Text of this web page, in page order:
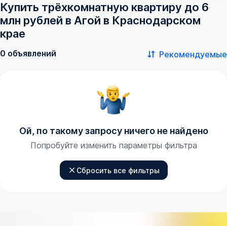
Купить трёхкомнатную квартиру до 6
млн рублей в Агой в Краснодарском
крае
0 объявлений Рекомендуемые
Ой, по такому запросу ничего не найдено
Попробуйте изменить параметры фильтра
Сбросить все фильтры